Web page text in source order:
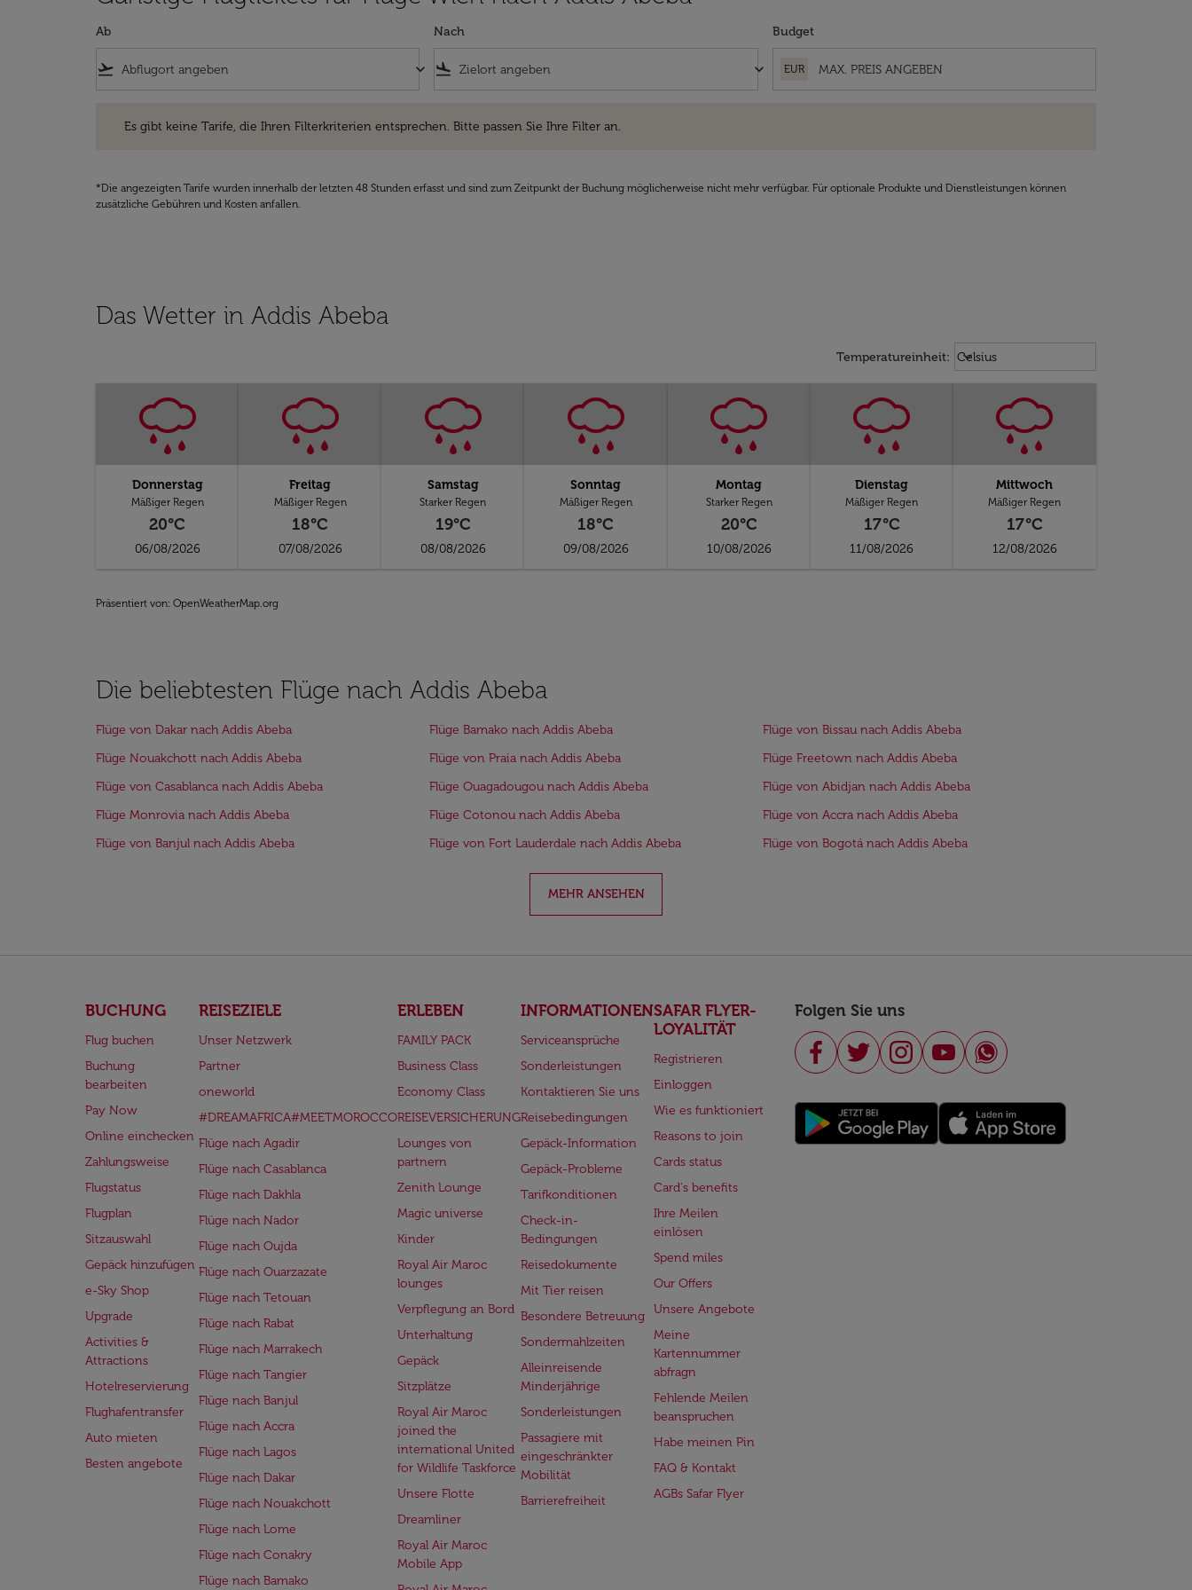
Ab
flight_takeoff keyboard_arrow_down
Nach
flight_land keyboard_arrow_down
Budget
EUR
Es gibt keine Tarife, die Ihren Filterkriterien entsprechen. Bitte passen Sie Ihre Filter an.
*Die angezeigten Tarife wurden innerhalb der letzten 48 Stunden erfasst und sind zum Zeitpunkt der Buchung möglicherweise nicht mehr verfügbar. Für optionale Produkte und Dienstleistungen können
zusätzliche Gebühren und Kosten anfallen.
Das Wetter in Addis Abeba
Temperatureinheit: Weather unit option Celsius
Celsius
keyboard_arrow_down
Donnerstag
Mäßiger Regen
20°C
06/08/2026
Freitag
Mäßiger Regen
18°C
07/08/2026
Samstag
Starker Regen
19°C
08/08/2026
Sonntag
Mäßiger Regen
18°C
09/08/2026
Montag
Starker Regen
20°C
10/08/2026
Dienstag
Mäßiger Regen
17°C
11/08/2026
Mittwoch
Mäßiger Regen
17°C
12/08/2026
Präsentiert von: OpenWeatherMap.org
Die beliebtesten Flüge nach Addis Abeba
Flüge von Dakar nach Addis Abeba Flüge Bamako nach Addis Abeba
Flüge von Bissau nach Addis Abeba
Flüge Nouakchott nach Addis Abeba
Flüge von Praia nach Addis Abeba
Flüge Freetown nach Addis Abeba
Flüge von Casablanca nach Addis Abeba
Flüge Ouagadougou nach Addis Abeba
Flüge von Abidjan nach Addis Abeba
Flüge Monrovia nach Addis Abeba
Flüge Cotonou nach Addis Abeba
Flüge von Accra nach Addis Abeba
Flüge von Banjul nach Addis Abeba
Flüge von Fort Lauderdale nach Addis Abeba Flüge von Bogotá nach Addis Abeba
MEHR ANSEHEN
BUCHUNG
Flug buchen
Buchung
bearbeiten
Pay Now
Online einchecken
Zahlungsweise
Flugstatus
Flugplan
Sitzauswahl
Gepäck hinzufügen
e-Sky Shop
Upgrade
Activities &
Attractions
Hotelreservierung
Flughafentransfer
Auto mieten
Besten angebote
REISEZIELE
Unser Netzwerk
Partner
oneworld
#DREAMAFRICA#MEETMOROCCO
Flüge nach Agadir
Flüge nach Casablanca
Flüge nach Dakhla
Flüge nach Nador
Flüge nach Oujda
Flüge nach Ouarzazate
Flüge nach Tetouan
Flüge nach Rabat
Flüge nach Marrakech
Flüge nach Tangier
Flüge nach Banjul
Flüge nach Accra
Flüge nach Lagos
Flüge nach Dakar
Flüge nach Nouakchott
Flüge nach Lome
Flüge nach Conakry
Flüge nach Bamako
ERLEBEN
FAMILY PACK
Business Class
Economy Class
REISEVERSICHERUNG
Lounges von
partnern
Zenith Lounge
Magic universe
Kinder
Royal Air Maroc
lounges
Verpflegung an Bord
Unterhaltung
Gepäck
Sitzplätze
Royal Air Maroc
joined the
international United
for Wildlife Taskforce
Unsere Flotte
Dreamliner
Royal Air Maroc
Mobile App
INFORMATIONEN
Serviceansprüche
Sonderleistungen
Kontaktieren Sie uns
Reisebedingungen
Gepäck-Information
Gepäck-Probleme
Tarifkonditionen
Check-in-
Bedingungen
Reisedokumente
Mit Tier reisen
Besondere Betreuung
Sondermahlzeiten
Alleinreisende
Minderjährige
Sonderleistungen
Passagiere mit
eingeschränkter
Mobilität
Barrierefreiheit
SAFAR FLYER-
LOYALITÄT
Registrieren
Einloggen
Wie es funktioniert
Reasons to join
Cards status
Card's benefits
Ihre Meilen
einlösen
Spend miles
Our Offers
Unsere Angebote
Meine
Kartennummer
abfragn
Fehlende Meilen
beanspruchen
Habe meinen Pin
FAQ & Kontakt
AGBs Safar Flyer
Folgen Sie uns